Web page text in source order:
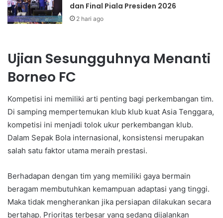
dan Final Piala Presiden 2026
2 hari ago
Ujian Sesungguhnya Menanti
Borneo FC
Kompetisi ini memiliki arti penting bagi perkembangan tim.
Di samping mempertemukan klub klub kuat Asia Tenggara,
kompetisi ini menjadi tolok ukur perkembangan klub.
Dalam Sepak Bola internasional, konsistensi merupakan
salah satu faktor utama meraih prestasi.
Berhadapan dengan tim yang memiliki gaya bermain
beragam membutuhkan kemampuan adaptasi yang tinggi.
Maka tidak mengherankan jika persiapan dilakukan secara
bertahap. Prioritas terbesar yang sedang dijalankan